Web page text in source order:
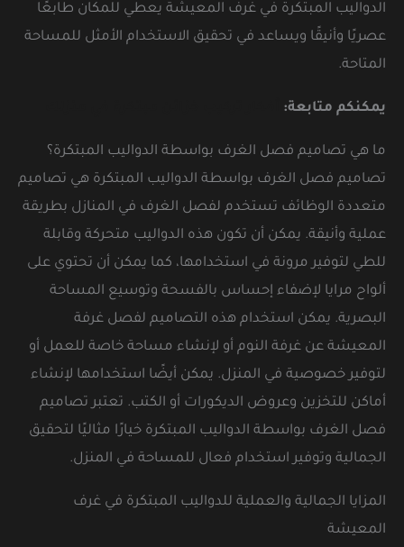
الدواليب المبتكرة في غرف المعيشة يعطي للمكان طابعًا
عصريًا وأنيقًا ويساعد في تحقيق الاستخدام الأمثل للمساحة
المتاحة.
يمكنكم متابعة:
ما هي تصاميم فصل الغرف بواسطة الدواليب المبتكرة؟
تصاميم فصل الغرف بواسطة الدواليب المبتكرة هي تصاميم
متعددة الوظائف تستخدم لفصل الغرف في المنازل بطريقة
عملية وأنيقة. يمكن أن تكون هذه الدواليب متحركة وقابلة
للطي لتوفير مرونة في استخدامها، كما يمكن أن تحتوي على
ألواح مرايا لإضفاء إحساس بالفسحة وتوسيع المساحة
البصرية. يمكن استخدام هذه التصاميم لفصل غرفة
المعيشة عن غرفة النوم أو لإنشاء مساحة خاصة للعمل أو
لتوفير خصوصية في المنزل. يمكن أيضًا استخدامها لإنشاء
أماكن للتخزين وعروض الديكورات أو الكتب. تعتبر تصاميم
فصل الغرف بواسطة الدواليب المبتكرة خيارًا مثاليًا لتحقيق
الجمالية وتوفير استخدام فعال للمساحة في المنزل.
المزايا الجمالية والعملية للدواليب المبتكرة في غرف
المعيشة